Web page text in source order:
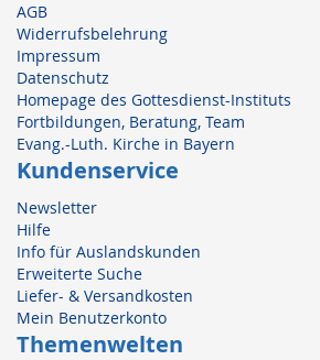
AGB
Widerrufsbelehrung
Impressum
Datenschutz
Homepage des Gottesdienst-Instituts
Fortbildungen, Beratung, Team
Evang.-Luth. Kirche in Bayern
Kundenservice
Newsletter
Hilfe
Info für Auslandskunden
Erweiterte Suche
Liefer- & Versandkosten
Mein Benutzerkonto
Themenwelten